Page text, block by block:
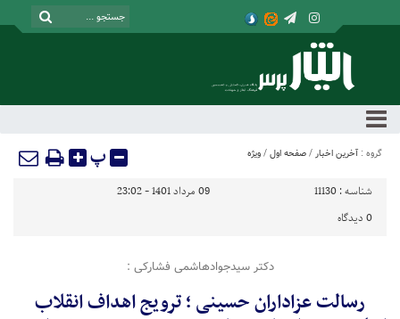
گروه : آخرین اخبار / صفحه اول / ویژه پ
شناسه : 11130
09 مرداد 1401 - 23:02
0 دیدگاه
دکتر سیدجوادهاشمی فشارکی :
رسالت عزاداران حسینی ؛ ترویج اهداف انقلاب